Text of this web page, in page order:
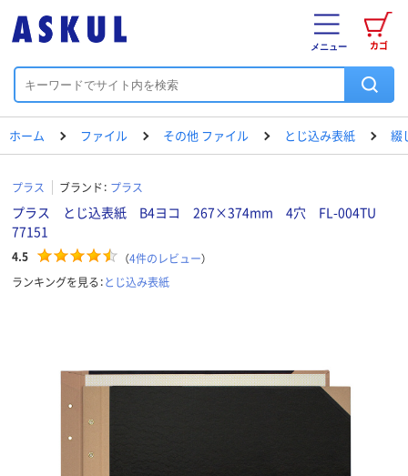
カゴ
メニュー
ホーム ファイル その他 ファイル とじ込み表紙 綴
プラス ブランド： プラス
プラス とじ込表紙 B4ヨコ 267×374mm 4穴 FL-004TU
77151
4.5 （4件のレビュー）
ランキングを見る：とじ込み表紙